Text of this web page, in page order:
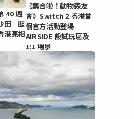
40 週
田 歷
港亮相
《集合啦！動物森友
會》Switch 2 香港首
個官方活動登場
AIRSIDE 設試玩區及
1:1 場景